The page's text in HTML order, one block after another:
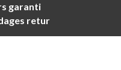
garanti
retur